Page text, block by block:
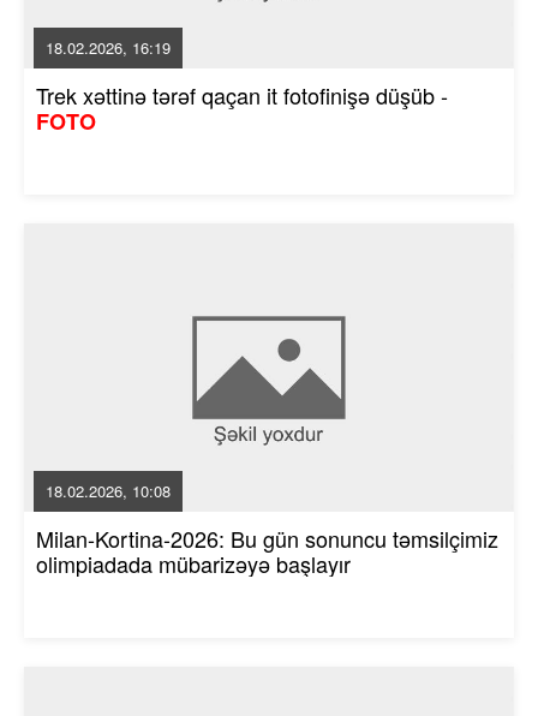
18.02.2026, 16:19
Trek xəttinə tərəf qaçan it fotofinişə düşüb -
FOTO
18.02.2026, 10:08
Milan-Kortina-2026: Bu gün sonuncu təmsilçimiz
olimpiadada mübarizəyə başlayır